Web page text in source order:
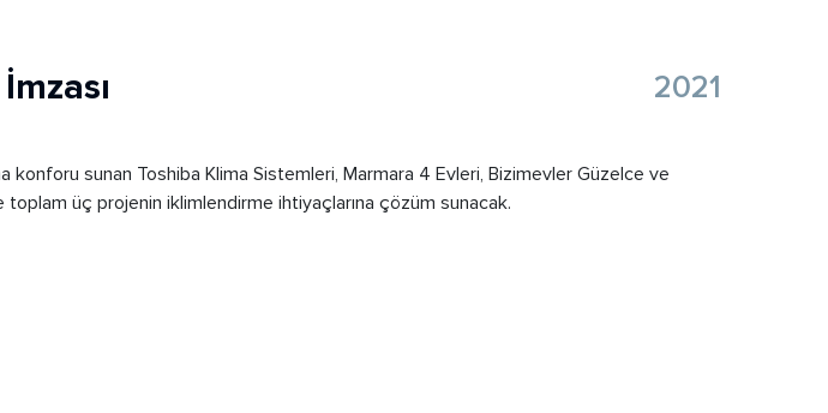
2021
konforu sunan Toshiba Klima Sistemleri, Marmara 4 Evleri, Bizimevler Güzelce ve
üç projenin iklimlendirme ihtiyaçlarına çözüm sunacak.